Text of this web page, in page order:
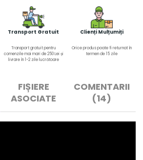
Transport Gratuit
Transport gratuit pentru
comenzile mai mari de 250 Lei și
livrare în 1-2 zile lucrătoare
Clienți Mulțumiți
Orice produs poate fi returnat în
termen de 15 zile
FIȘIERE
ASOCIATE
COMENTARII
(14)